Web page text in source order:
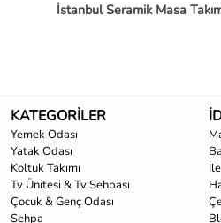
İstanbul Seramik Masa
KATEGORİLER
Yemek Odası
Yatak Odası
Koltuk Takımı
Tv Ünitesi & Tv Sehpası
Çocuk & Genç Odası
Sehpa